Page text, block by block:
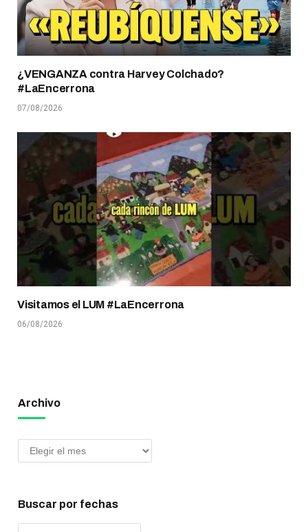
¿VENGANZA contra Harvey Colchado?
#LaEncerrona
07/08/2026
Visitamos el LUM #LaEncerrona
06/08/2026
Archivo
Buscar por fechas